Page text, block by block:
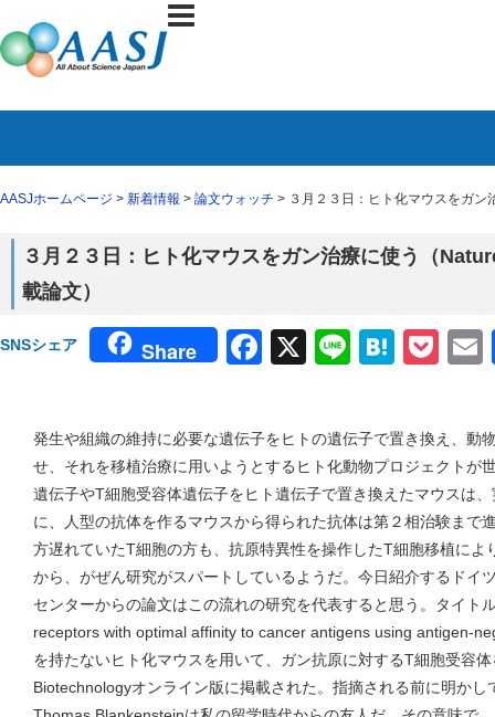
AASJホームページ > 新着情報 > 論文ウォッチ > ３月２３日：ヒト化マウスをガ
３月２３日：ヒト化マウスをガン治療に使う（
載論文）
SNSシェア Share Facebook
X Line
発生や組織の維持に必要な遺伝子をヒトの遺伝子で置き換え、動
せ、それを移植治療に用いようとするヒト化動物プロジェクトが
遺伝子やT細胞受容体遺伝子をヒト遺伝子で置き換えたマウスは
に、人型の抗体を作るマウスから得られた抗体は第２相治験まで
方遅れていたT細胞の方も、抗原特異性を操作したT細胞移植によ
から、がぜん研究がスパートしているようだ。今日紹介するドイ
センターからの論文はこの流れの研究を代表すると思う。タイト
receptors with optimal affinity to cancer antigens using antigen-
を持たないヒト化マウスを用いて、ガン抗原に対するT細胞受容
Biotechnologyオンライン版に掲載された。指摘される前に明か